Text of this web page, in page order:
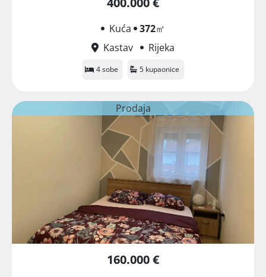
Kuća 372㎡
Kastav
Rijeka
4 sobe 5 kupaonice
Prodaja
160.000 €